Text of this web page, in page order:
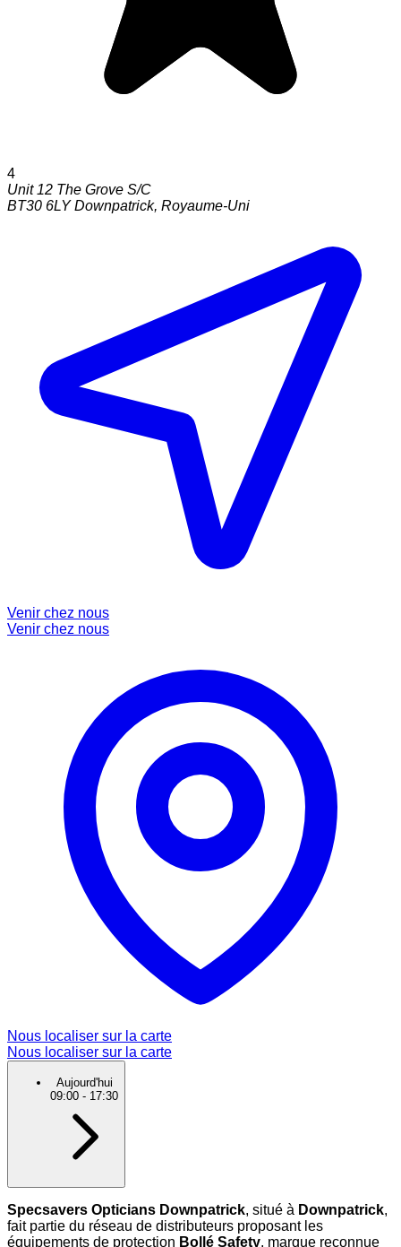
4
Unit 12 The Grove S/C
BT30 6LY Downpatrick, Royaume-Uni
Venir chez nous
Venir chez nous
Nous localiser sur la carte
Nous localiser sur la carte
Aujourd'hui
09:00 - 17:30
Specsavers Opticians Downpatrick, situé à Downpatrick,
fait partie du réseau de distributeurs proposant les
équipements de protection Bollé Safety, marque reconnue